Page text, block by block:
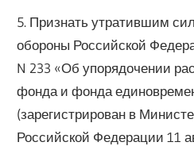
5. Признать утратившим
обороны Российской
N 233 «Об упорядочении
фонда и фонда
(зарегистрирован в
Российской Федерации 11